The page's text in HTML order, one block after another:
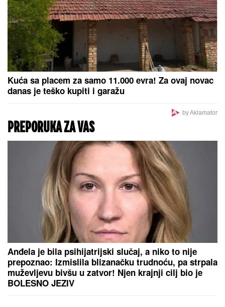
Kuća sa placem za samo 11.000 evra! Za ovaj novac
danas je teško kupiti i garažu
by Aklamator
PREPORUKA ZA VAS
Anđela je bila psihijatrijski slučaj, a niko to nije
prepoznao: Izmislila blizanačku trudnoću, pa strpala
muževljevu bivšu u zatvor! Njen krajnji cilj bio je
BOLESNO JEZIV